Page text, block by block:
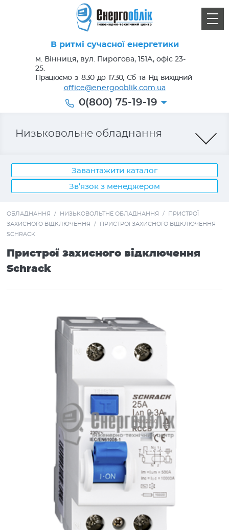
В ритмі сучасної енергетики
м. Вінниця, вул. Пирогова, 151А, офіс 23-
25.
Працюємо з 8:30 до 17:30, Сб та Нд вихідний
office@energooblik.com.ua
0(800) 75-19-19
Низьковольне обладнання
Завантажити каталог
Зв'язок з менеджером
Лічильники електроенергії
Кабель, провід
Низьковольтне обладнання
LED Освітлення
Прилади опалення
Альтернативна енергетика
ОБЛАДНАННЯ / НИЗЬКОВОЛЬТНЕ ОБЛАДНАННЯ /
ПРИСТРОЇ
ЗАХИСНОГО ВІДКЛЮЧЕННЯ
/
ПРИСТРОЇ ЗАХИСНОГО ВІДКЛЮЧЕННЯ
SCHRACK
Пристрої захисного відключення
Schrack